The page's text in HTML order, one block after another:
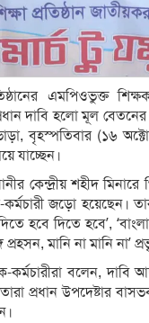
এমপিওভুক্ত
দাবি হলো মূল
বৃহস্পতিবার (১৬
যাচ্ছেন।
কেন্দ্রীয় শহীদ মিনারে
জড়ো হয়েছেন।
হবে দিতে হবে’,
মানি না মানি না’
কর্মচারীরা বলেন, দাবি
প্রধান উপদেষ্টার